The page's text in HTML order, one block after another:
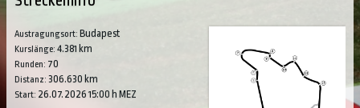
Austragungsort: Budapest
Kurslänge: 4.381 km
Runden: 70
Distanz: 306.630 km
Start: 26.07.2026 15:00 h MEZ